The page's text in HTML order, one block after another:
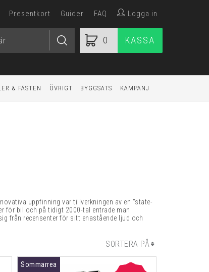
Presentkort Guider FAQ Logga in
0 KASSA
& FÄSTEN ÖVRIGT BYGGSATS KAMPANJ
uppfinning var tillverkningen av en "state-
för bil och på tidigt 2000-tal entrade man
från recensenter för sitt enastående ljud och
SORTERA PÅ
Sommarrea